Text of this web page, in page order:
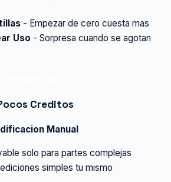
- Empezar de cero cuesta mas
Uso - Sorpresa cuando se agotan
Creditos
Manual
solo para partes complejas
simples tu mismo